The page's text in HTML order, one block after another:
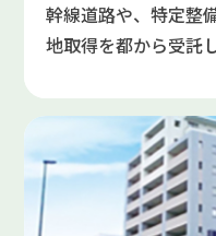
幹線道路や、特定整
地取得を都から受託